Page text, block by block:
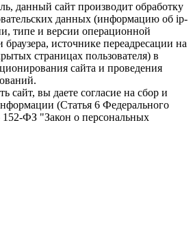
данный сайт производит обработку
данных (информацию об ip-
типе и версии операционной
источнике переадресации на
страницах пользователя) в
сайта и проведения
сайт, вы даете согласие на сбор и
(Статья 6 Федерального
ФЗ "Закон о персональных